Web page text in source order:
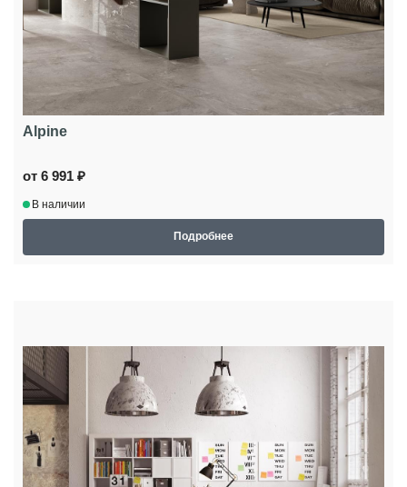
Alpine
от 6 991 ₽
В наличии
Подробнее